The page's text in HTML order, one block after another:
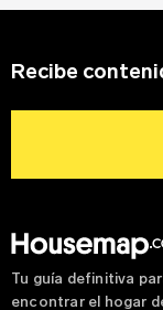
Recibe
Tu guía definitiva
encontrar el hogar